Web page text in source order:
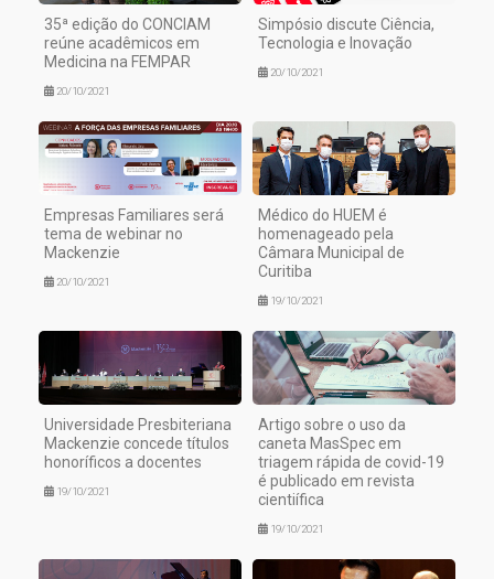
35ª edição do CONCIAM
reúne acadêmicos em
Medicina na FEMPAR
20/10/2021
Simpósio discute Ciência,
Tecnologia e Inovação
20/10/2021
Empresas Familiares será
tema de webinar no
Mackenzie
20/10/2021
Médico do HUEM é
homenageado pela
Câmara Municipal de
Curitiba
19/10/2021
Universidade Presbiteriana
Mackenzie concede títulos
honoríficos a docentes
19/10/2021
Artigo sobre o uso da
caneta MasSpec em
triagem rápida de covid-19
é publicado em revista
cientiífica
19/10/2021